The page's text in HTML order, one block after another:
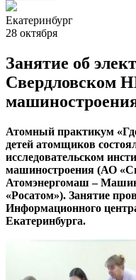
Екатеринбург
28 октября
Занятие об
Свердловском
Атомный практикум
детей атомщиков
исследовательском
машиностроения (АО
Атомэнергомаш –
«Росатом»). Занятие
Информационного
Екатеринбурга.